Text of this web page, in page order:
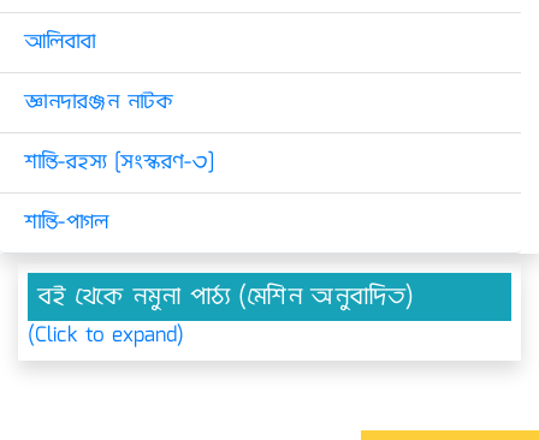
আলিবাবা
জ্ঞানদারঞ্জন নাটক
শান্তি-রহস্য [সংস্করণ-৩]
শান্তি-পাগল
বই থেকে নমুনা পাঠ্য (মেশিন অনুবাদিত)
(Click to expand)